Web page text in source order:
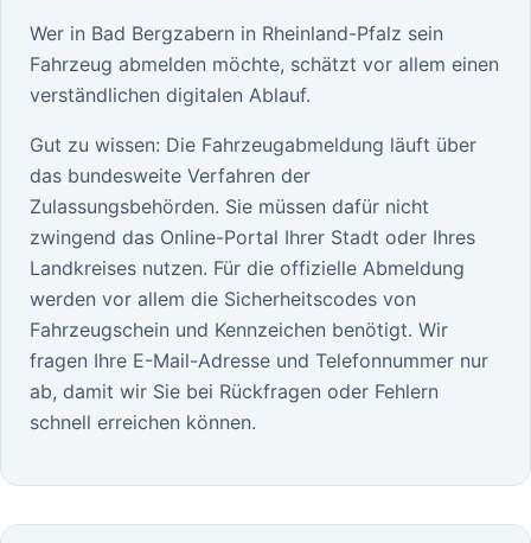
Wer in Bad Bergzabern in Rheinland-Pfalz sein
Fahrzeug abmelden möchte, schätzt vor allem einen
verständlichen digitalen Ablauf.
Gut zu wissen: Die Fahrzeugabmeldung läuft über
das bundesweite Verfahren der
Zulassungsbehörden. Sie müssen dafür nicht
zwingend das Online-Portal Ihrer Stadt oder Ihres
Landkreises nutzen. Für die offizielle Abmeldung
werden vor allem die Sicherheitscodes von
Fahrzeugschein und Kennzeichen benötigt. Wir
fragen Ihre E-Mail-Adresse und Telefonnummer nur
ab, damit wir Sie bei Rückfragen oder Fehlern
schnell erreichen können.